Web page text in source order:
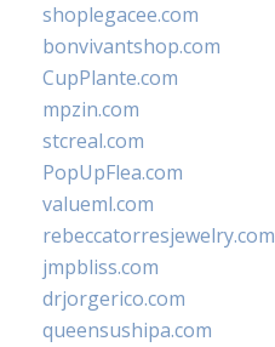
shoplegacee.com
bonvivantshop.com
CupPlante.com
mpzin.com
stcreal.com
PopUpFlea.com
valueml.com
rebeccatorresjewelry.com
jmpbliss.com
drjorgerico.com
queensushipa.com